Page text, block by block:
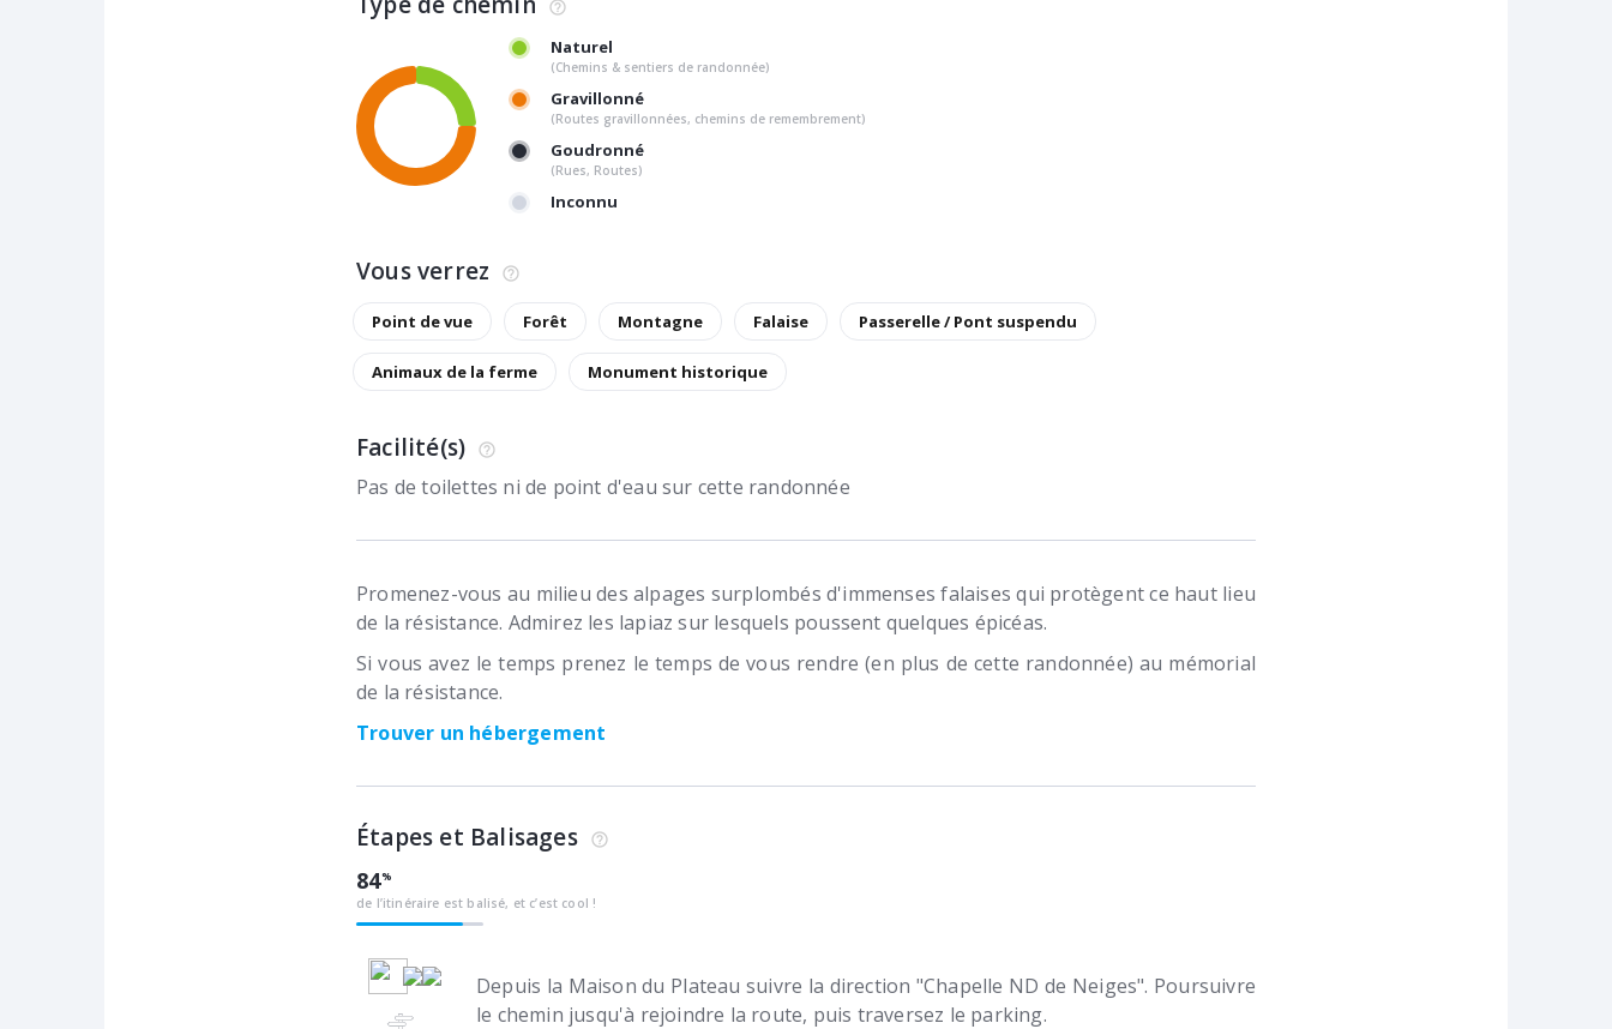
Naturel
(Chemins & sentiers de randonnée)
Gravillonné
(Routes gravillonnées, chemins de remembrement)
Goudronné
(Rues, Routes)
Inconnu
Vous verrez
Point de vue Forêt Montagne Falaise Passerelle / Pont suspendu
Animaux de la ferme Monument historique
Facilité(s)
Pas de toilettes ni de point d'eau sur cette randonnée
Promenez-vous au milieu des alpages surplombés d'immenses falaises qui protègent ce haut lieu
de la résistance. Admirez les lapiaz sur lesquels poussent quelques épicéas.
Si vous avez le temps prenez le temps de vous rendre (en plus de cette randonnée) au mémorial
de la résistance.
Trouver un hébergement
Étapes et Balisages
84
de l’itinéraire est balisé, et c’est cool !
Depuis la Maison du Plateau suivre la direction "Chapelle ND de Neiges". Poursuivre
le chemin jusqu'à rejoindre la route, puis traversez le parking.